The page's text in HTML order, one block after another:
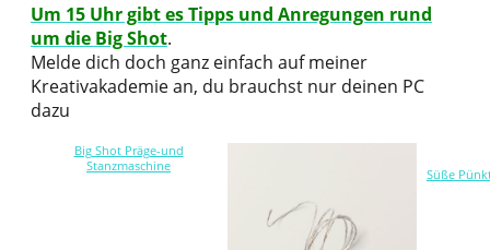
Um 15 Uhr gibt es Tipps und Anregungen rund
um die Big Shot.
Melde dich doch ganz einfach auf meiner
Kreativakademie an, du brauchst nur deinen PC
dazu
Big Shot Präge-und
Stanzmaschine
Süße